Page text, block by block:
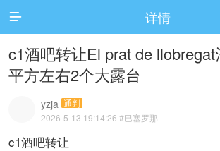
 详情
c1酒吧转让El prat de
平方左右2个大露台
yzja 通判
2026-5-13 19:14:26 #巴塞罗那
c1酒吧转让